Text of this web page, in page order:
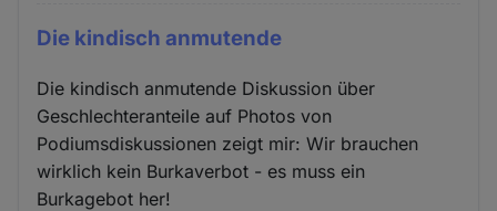
Die kindisch anmutende
Die kindisch anmutende Diskussion über
Geschlechteranteile auf Photos von
Podiumsdiskussionen zeigt mir: Wir brauchen
wirklich kein Burkaverbot - es muss ein
Burkagebot her!